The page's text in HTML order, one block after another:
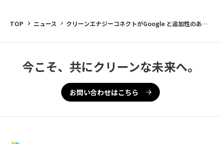
TOP ニュース
クリーンエナジーコネクトがGoogle と追加性のある
今こそ、共にクリーンな未来へ。
お問い合わせはこちら